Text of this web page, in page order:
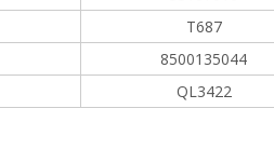
T687
8500135044
QL3422